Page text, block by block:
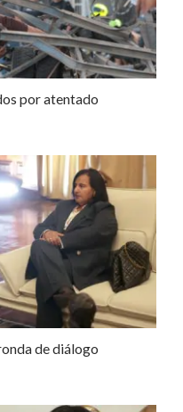
por atentado
de diálogo